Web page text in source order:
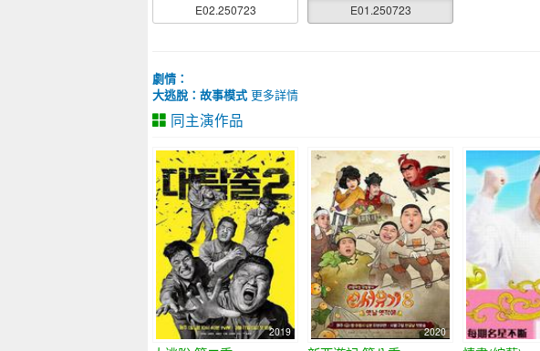
E02.250723 E01.250723
劇情：
大逃脫：故事模式 更多詳情
同主演作品
2019 2020